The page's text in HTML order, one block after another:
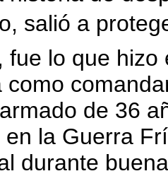
salió a
fue lo que
como
de 36
la Guerra
durante